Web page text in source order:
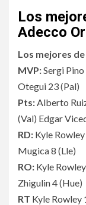
Los
Adecco
Los mejores
MVP:Sergi
Otegui 23(Pal)
Pts:Alberto
(Val) Edgar
RD: Kyle Rowley
Mugica 8 (Lle)
RO: Kyle
Zhigulin 4(Hue)
RT Kyle Rowley